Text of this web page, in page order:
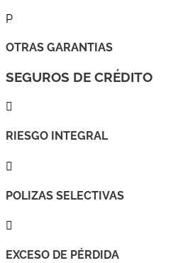
P
OTRAS GARANTIAS
SEGUROS DE CRÉDITO

RIESGO INTEGRAL

POLIZAS SELECTIVAS

EXCESO DE PÉRDIDA